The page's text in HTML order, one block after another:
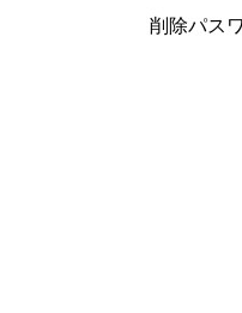
削除パス